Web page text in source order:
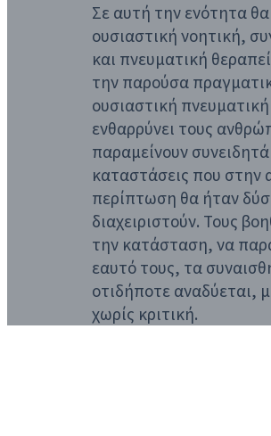
Σε αυτή την ενότητα θα
ουσιαστική νοητική,
και πνευματική
την παρούσα
ουσιαστική
ενθαρρύνει τους
παραμείνουν
καταστάσεις που στην
περίπτωση θα ήταν
διαχειριστούν. Τους
την κατάσταση, να
εαυτό τους, τα
οτιδήποτε αναδύεται,
χωρίς κριτική.